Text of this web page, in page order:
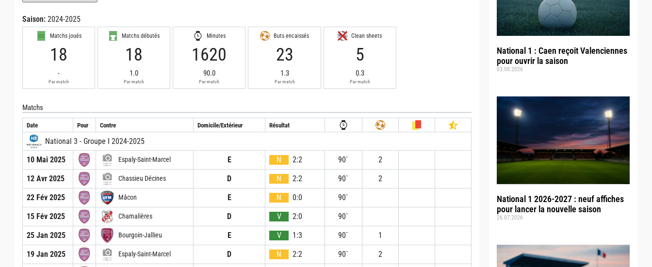
National 1 : Caen reçoit Valenciennes
pour ouvrir la saison
03.08.2026
National 1 2026-2027 : neuf affiches
pour lancer la nouvelle saison
26.07.2026
Saison: 2024-2025
Matchs joués
18
-
Par match
Matchs débutés
18
1.0
Par match
Minutes
1620
90.0
Par match
Buts encaissés
23
1.3
Par match
Clean sheets
5
0.3
Par match
Matchs
Date Pour Contre Domicile/Extérieur Résultat
National 3 - Groupe I 2024-2025
10 Mai 2025
Espaly-Saint-Marcel E N 2:2 90` 2
12 Avr 2025 Chassieu Décines D N 2:2 90` 2
22 Fév 2025 Mâcon E N 0:0 90`
15 Fév 2025 Chamalières D V 2:0 90`
25 Jan 2025 Bourgoin-Jallieu E V 1:3 90` 1
19 Jan 2025 Espaly-Saint-Marcel D N 2:2 90` 2